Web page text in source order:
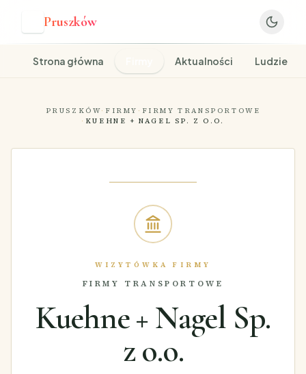
Pruszków
Strona główna Aktualności Ludzie
PRUSZKÓW· FIRMY · FIRMY TRANSPORTOWE
· KUEHNE + NAGEL SP. Z O.O.
WIZYTÓWKA FIRMY
FIRMY TRANSPORTOWE
Kuehne + Nagel Sp.
z o.o.